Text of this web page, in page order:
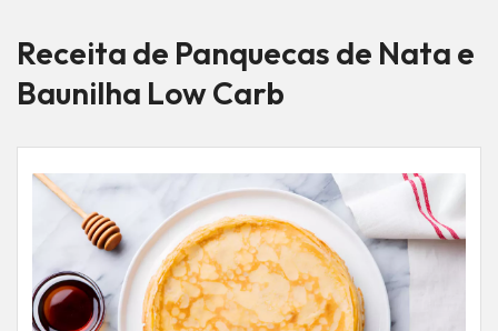
Receita de Panquecas de Nata e
Baunilha Low Carb